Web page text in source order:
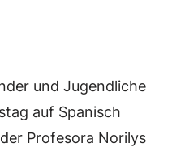
und Jugendliche
auf Spanisch
Profesora Norilys